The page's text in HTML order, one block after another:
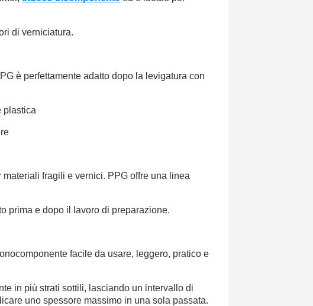
di verniciatura.
è perfettamente adatto dopo la levigatura con
plastica
fragili e vernici. PPG offre una linea
prima e dopo il lavoro di preparazione.
facile da usare, leggero, pratico e
in più strati sottili, lasciando un intervallo di
uno spessore massimo in una sola passata.